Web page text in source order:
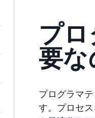
プ
要な
プログラマ
す。プロセ